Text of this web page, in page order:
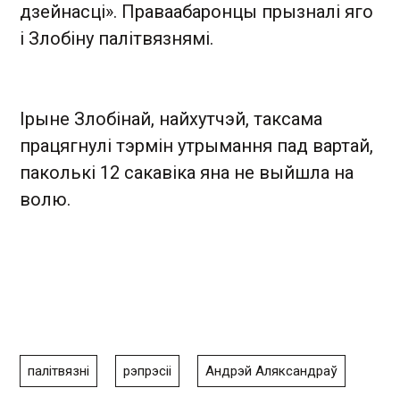
дзейнасці». Праваабаронцы прызналі яго
і Злобіну палітвязнямі.
Ірыне Злобінай, найхутчэй, таксама
працягнулі тэрмін утрымання пад вартай,
паколькі 12 сакавіка яна не выйшла на
волю.
палітвязні рэпрэсіі Андрэй Аляксандраў